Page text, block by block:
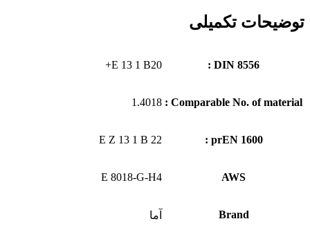
توضیحات تکمیلی
DIN 8556 :
E 13 1 B20+
Comparable No. of material :
1.4018
prEN 1600 :
E Z 13 1 B 22
AWS
E 8018-G-H4
Brand آما